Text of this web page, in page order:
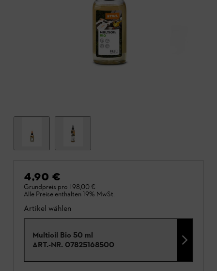
4,90 €
Grundpreis pro l 98,00 €
Alle Preise enthalten 19% MwSt.
Artikel wählen
Multioil Bio 50 ml
ART.-NR. 07825168500